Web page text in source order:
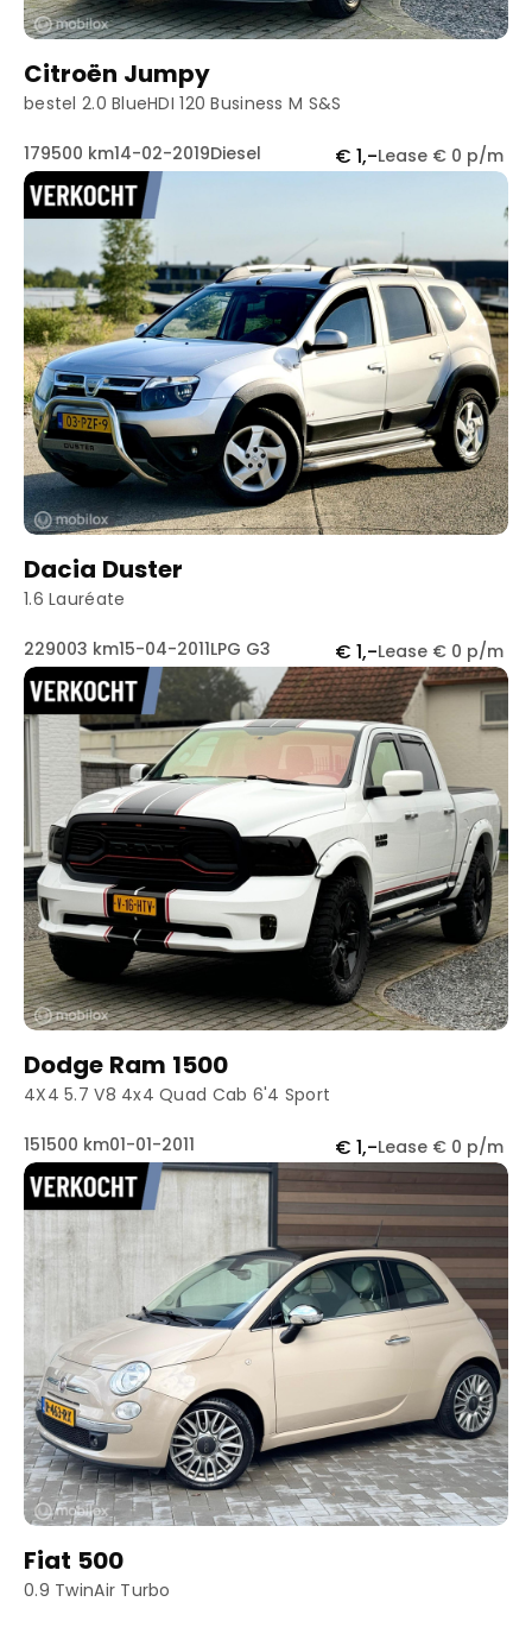
Citroën Jumpy
bestel 2.0 BlueHDI 120 Business M S&S
179500 km14-02-2019Diesel € 1,-Lease € 0 p/m
Dacia Duster
1.6 Lauréate
229003 km15-04-2011LPG G3 € 1,-Lease € 0 p/m
Dodge Ram 1500
4X4 5.7 V8 4x4 Quad Cab 6'4 Sport
151500 km01-01-2011 € 1,-Lease € 0 p/m
Fiat 500
0.9 TwinAir Turbo